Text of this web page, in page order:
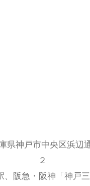
県神戸市中央区浜辺
２
、阪急・阪神「神戸